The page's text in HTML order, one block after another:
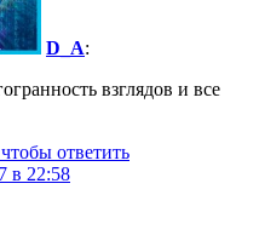
D_A:
взглядов и все
ответить
в 22:58